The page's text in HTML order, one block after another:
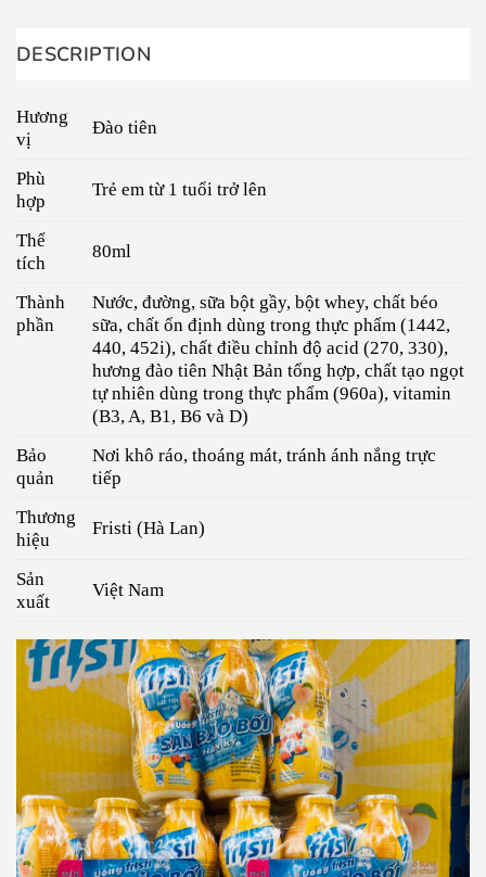
DESCRIPTION
Hương
vị
Đào tiên
Phù
hợp
Trẻ em từ 1 tuổi trở lên
Thể
tích
80ml
Thành
phần
Nước, đường, sữa bột gầy, bột whey, chất béo
sữa, chất ổn định dùng trong thực phẩm (1442,
440, 452i), chất điều chỉnh độ acid (270, 330),
hương đào tiên Nhật Bản tổng hợp, chất tạo ngọt
tự nhiên dùng trong thực phẩm (960a), vitamin
(B3, A, B1, B6 và D)
Bảo
quản
Nơi khô ráo, thoáng mát, tránh ánh nắng trực
tiếp
Thương
hiệu
Fristi (Hà Lan)
Sản
xuất
Việt Nam